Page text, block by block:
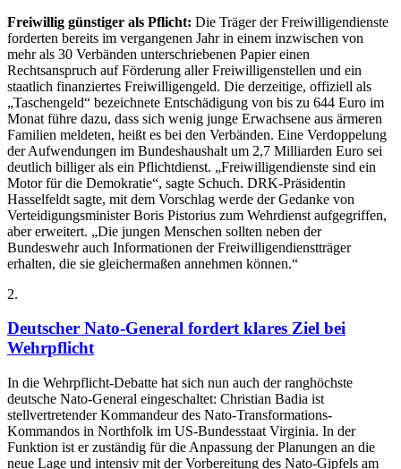
Freiwillig günstiger als Pflicht: Die Träger der Freiwilligendienste
forderten bereits im vergangenen Jahr in einem inzwischen von
mehr als 30 Verbänden unterschriebenen Papier einen
Rechtsanspruch auf Förderung aller Freiwilligenstellen und ein
staatlich finanziertes Freiwilligengeld. Die derzeitige, offiziell als
„Taschengeld“ bezeichnete Entschädigung von bis zu 644 Euro im
Monat führe dazu, dass sich wenig junge Erwachsene aus ärmeren
Familien meldeten, heißt es bei den Verbänden. Eine Verdoppelung
der Aufwendungen im Bundeshaushalt um 2,7 Milliarden Euro sei
deutlich billiger als ein Pflichtdienst. „Freiwilligendienste sind ein
Motor für die Demokratie“, sagte Schuch. DRK-Präsidentin
Hasselfeldt sagte, mit dem Vorschlag werde der Gedanke von
Verteidigungsminister Boris Pistorius zum Wehrdienst aufgegriffen,
aber erweitert. „Die jungen Menschen sollten neben der
Bundeswehr auch Informationen der Freiwilligendienstträger
erhalten, die sie gleichermaßen annehmen können.“
2.
Deutscher Nato-General fordert klares Ziel bei
Wehrpflicht
In die Wehrpflicht-Debatte hat sich nun auch der ranghöchste
deutsche Nato-General eingeschaltet: Christian Badia ist
stellvertretender Kommandeur des Nato-Transformations-
Kommandos in Northfolk im US-Bundesstaat Virginia. In der
Funktion ist er zuständig für die Anpassung der Planungen an die
neue Lage und intensiv mit der Vorbereitung des Nato-Gipfels am